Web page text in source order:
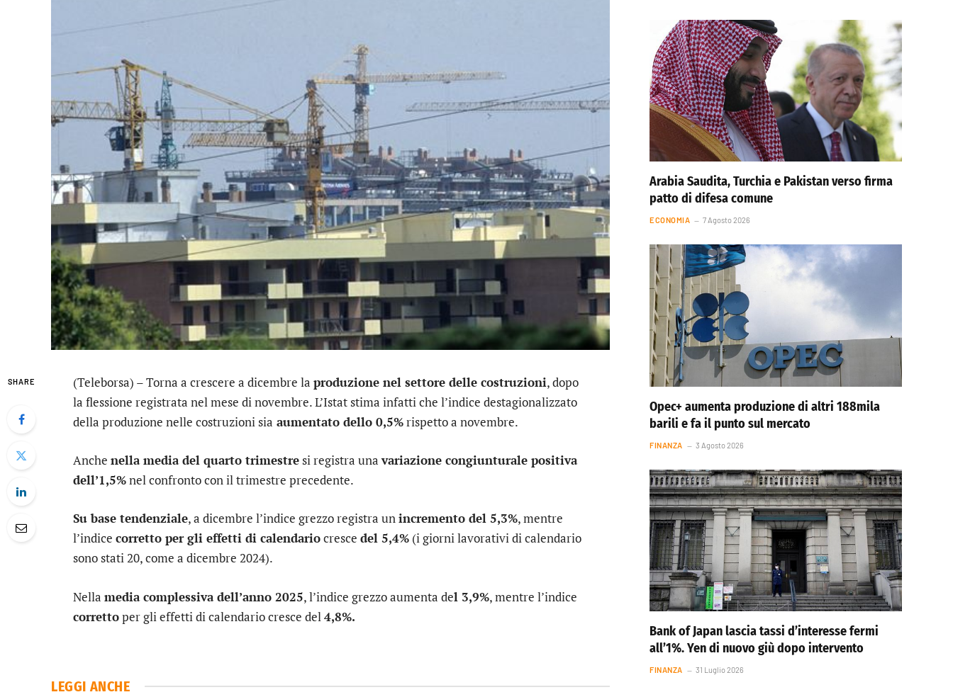
SHARE (Teleborsa) – Torna a crescere a dicembre la produzione nel settore delle costruzioni, dopo
la flessione registrata nel mese di novembre. L’Istat stima infatti che l’indice destagionalizzato
della produzione nelle costruzioni sia aumentato dello 0,5%rispetto a novembre.
Anche nella media del quarto trimestresi registra unavariazione congiunturale positiva
dell’1,5%nel confronto con il trimestre precedente.
Su base tendenziale, a dicembre l’indice grezzo registra unincremento del 5,3%, mentre
l’indice corretto per gli effetti di calendariocresce del 5,4% (i giorni lavorativi di calendario
sono stati 20, come a dicembre 2024).
Nella media complessiva dell’anno 2025, l’indice grezzo aumenta del 3,9%, mentre l’indice
correttoper gli effetti di calendario cresce del 4,8%.
LEGGI ANCHE
Arabia Saudita, Turchia e Pakistan verso firma
patto di difesa comune
ECONOMIA 7 Agosto 2026
Opec+ aumenta produzione di altri 188mila
barili e fa il punto sul mercato
FINANZA 3 Agosto 2026
Bank of Japan lascia tassi d’interesse fermi
all’1%. Yen di nuovo giù dopo intervento
FINANZA 31 Luglio 2026